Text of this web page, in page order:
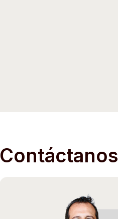
Contáctanos